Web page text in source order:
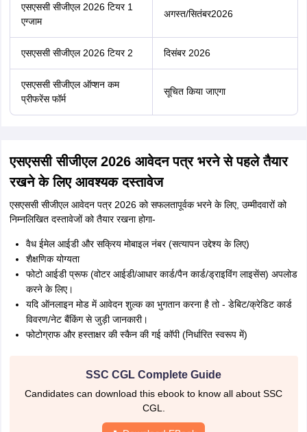
एसएससी सीजीएल 2026 टियर 1
एग्जाम
अगस्त/सितंबर2026
एसएससी सीजीएल 2026 टियर 2 दिसंबर 2026
एसएससी सीजीएल ऑप्शन कम
प्रीफरेंस फॉर्म
सूचित किया जाएगा
एसएससी सीजीएल 2026 आवेदन पत्र भरने से पहले तैयार
रखने के लिए आवश्यक दस्तावेज
एसएससी सीजीएल आवेदन पत्र 2026 को सफलतापूर्वक भरने के लिए, उम्मीदवारों को
निम्नलिखित दस्तावेजों को तैयार रखना होगा-
वैध ईमेल आईडी और सक्रिय मोबाइल नंबर (सत्यापन उद्देश्य के लिए)
शैक्षणिक योग्यता
फोटो आईडी प्रूफ (वोटर आईडी/आधार कार्ड/पैन कार्ड/ड्राइविंग लाइसेंस) अपलोड
करने के लिए।
यदि ऑनलाइन मोड में आवेदन शुल्क का भुगतान करना है तो - डेबिट/क्रेडिट कार्ड
विवरण/नेट बैंकिंग से जुड़ी जानकारी।
फोटोग्राफ और हस्ताक्षर की स्कैन की गई कॉपी (निर्धारित स्वरूप में)
SSC CGL Complete Guide
Candidates can download this ebook to know all about SSC
CGL.